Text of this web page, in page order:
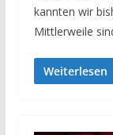
kannten wir
Mittlerweile
Weiterlesen